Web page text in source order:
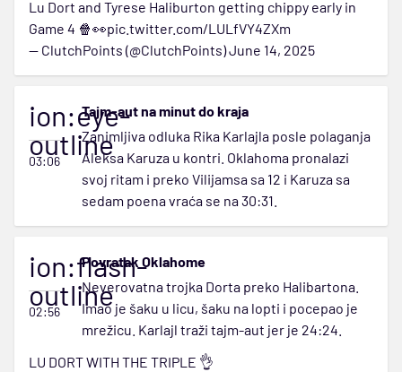
Lu Dort and Tyrese Haliburton getting chippy early in
Game 4 🍿👀pic.twitter.com/LULfVY4ZXm
— ClutchPoints (@ClutchPoints)June 14, 2025
ion:eye-
outline
03:06
Tajm-aut na minut do kraja
Zanimljiva odluka Rika Karlajla posle polaganja
Aleksa Karuza u kontri. Oklahoma pronalazi
svoj ritam i preko Vilijamsa sa 12 i Karuza sa
sedam poena vraća se na 30:31.
ion:flash-
outline
02:56
Povratak Oklahome
Neverovatna trojka Dorta preko Halibartona.
Imao je šaku u licu, šaku na lopti i pocepao je
mrežicu. Karlajl traži tajm-aut jer je 24:24.
LU DORT WITH THE TRIPLE 👌